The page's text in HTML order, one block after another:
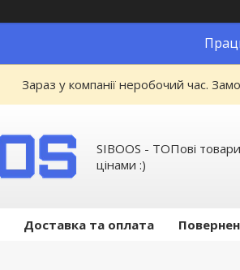
Зараз у компанії неробочий час.
SIBOOS - ТОПові
цінами :)
Доставка та оплата